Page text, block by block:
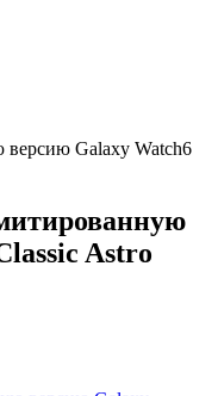
версию Galaxy Watch6
Astro